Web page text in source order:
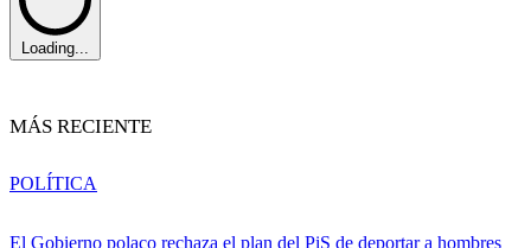
Loading...
MÁS RECIENTE
El Gobierno polaco rechaza el plan del PiS de deportar a hombres
POLÍTICA